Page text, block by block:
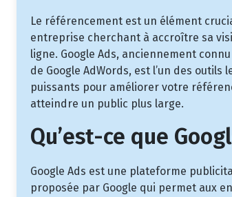
Le référencement est un élément
entreprise cherchant à accroître sa
ligne. Google Ads, anciennement
de Google AdWords, est l’un des outils
puissants pour améliorer votre
atteindre un public plus large.
Qu’est-ce que
Google Ads est une plateforme
proposée par Google qui permet aux